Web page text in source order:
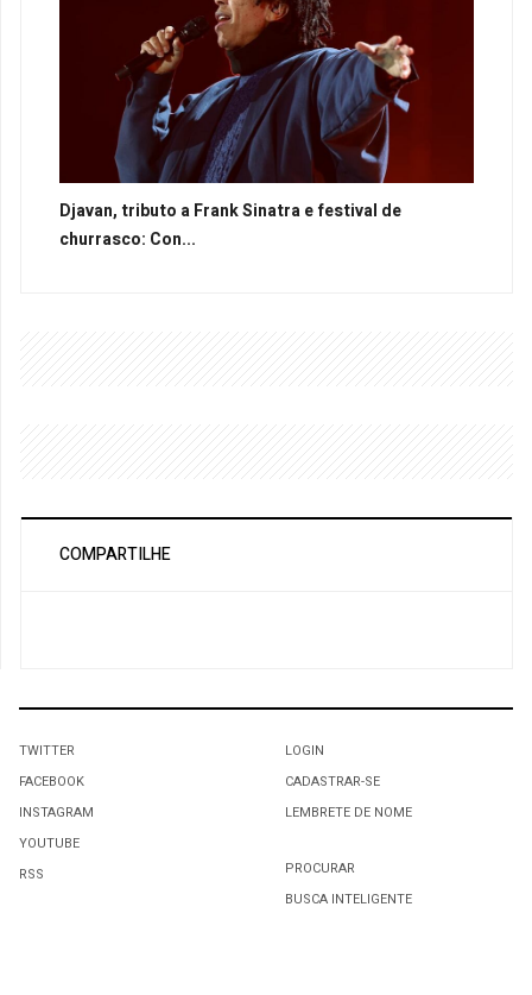
Djavan, tributo a Frank Sinatra e festival de
churrasco: Con...
COMPARTILHE
TWITTER
FACEBOOK
INSTAGRAM
YOUTUBE
RSS
LOGIN
CADASTRAR-SE
LEMBRETE DE NOME
PROCURAR
BUSCA INTELIGENTE